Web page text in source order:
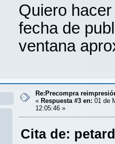
Quiero
fecha de
ventana
Re:Precompra
« Respuesta #3 en: 01 de
12:05:46 »
Cita de: